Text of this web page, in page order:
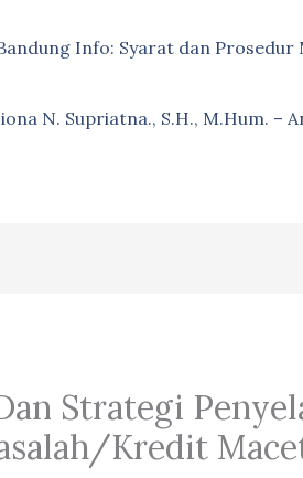
Info: Syarat dan Prosedur
N. Supriatna., S.H., M.Hum. –
Strategi
Kredit